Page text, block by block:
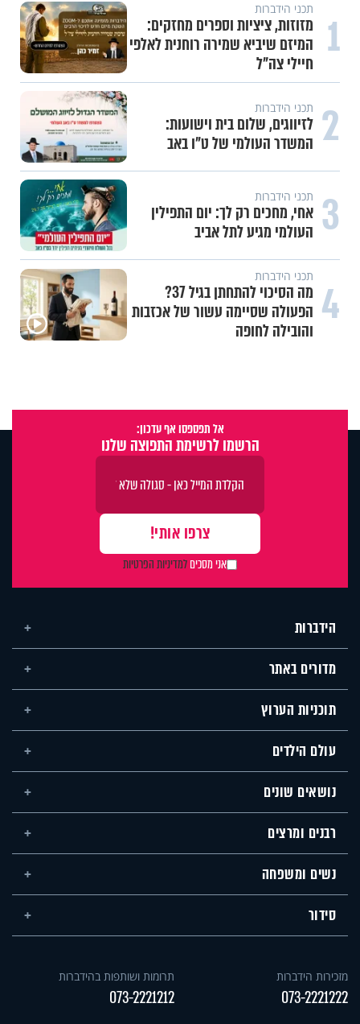
1 תכני הידברות
מזוזות, ציציות וספרים מחזקים:
המיזם שיביא שמירה רוחנית לאלפי
חיילי צה"ל
2 תכני הידברות
לזיווגים, שלום בית וישועות:
המשדר העולמי של ט"ו באב
3 תכני הידברות
אחי, מחכים רק לך: יום התפילין
העולמי מגיע לתל אביב
4 תכני הידברות
מה הסיכוי להתחתן בגיל 37?
הפעולה שסיימה עשור של אכזבות
והובילה לחופה
אל תפספסו אף עדכון:
הרשמו לרשימת התפוצה שלנו
אני מסכיםלמדיניות הפרטיות
הידברות
מדורים באתר
תוכניות הערוץ
עולם הילדים
נושאים שונים
רבנים ומרצים
נשים ומשפחה
סידור
מזכירות הידברות
073-2221222
תרומות ושותפות בהידברות
073-2221212